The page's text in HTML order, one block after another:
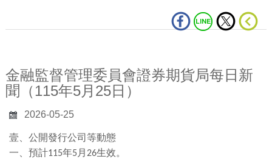
金融監督管理委員會證券期貨局每日新
聞（115年5月25日）
2026-05-25
壹、公開發行公司等動態
一、預計115年5 月 26生效。